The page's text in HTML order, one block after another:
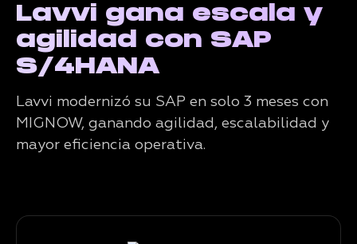
Lavvi gana escala y
agilidad con SAP
S/4HANA
Lavvi modernizó su SAP en solo 3 meses con
MIGNOW, ganando agilidad, escalabilidad y
mayor eficiencia operativa.